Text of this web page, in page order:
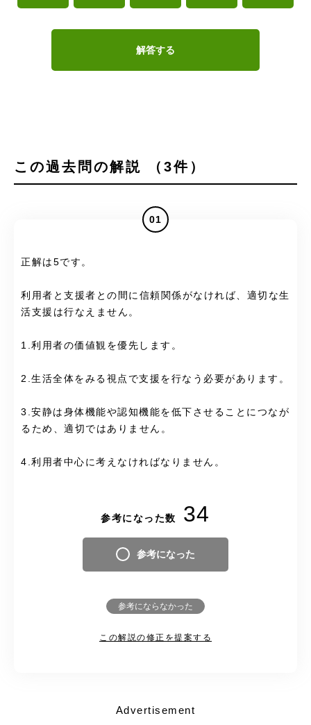
解答する
この過去問の解説 （3件）
01
正解は5です。
利用者と支援者との間に信頼関係がなければ、適切な生
活支援は行なえません。
1.利用者の価値観を優先します。
2.生活全体をみる視点で支援を行なう必要があります。
3.安静は身体機能や認知機能を低下させることにつなが
るため、適切ではありません。
4.利用者中心に考えなければなりません。
参考になった数 34
参考になった
参考にならなかった
この解説の修正を提案する
Advertisement